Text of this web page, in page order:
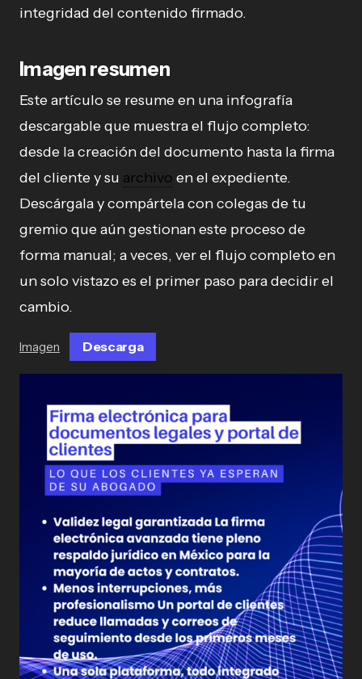
integridad del contenido firmado.
Imagen resumen
Este artículo se resume en una infografía
descargable que muestra el flujo completo:
desde la creación del documento hasta la firma
del cliente y su archivo en el expediente.
Descárgala y compártela con colegas de tu
gremio que aún gestionan este proceso de
forma manual; a veces, ver el flujo completo en
un solo vistazo es el primer paso para decidir el
cambio.
Imagen Descarga